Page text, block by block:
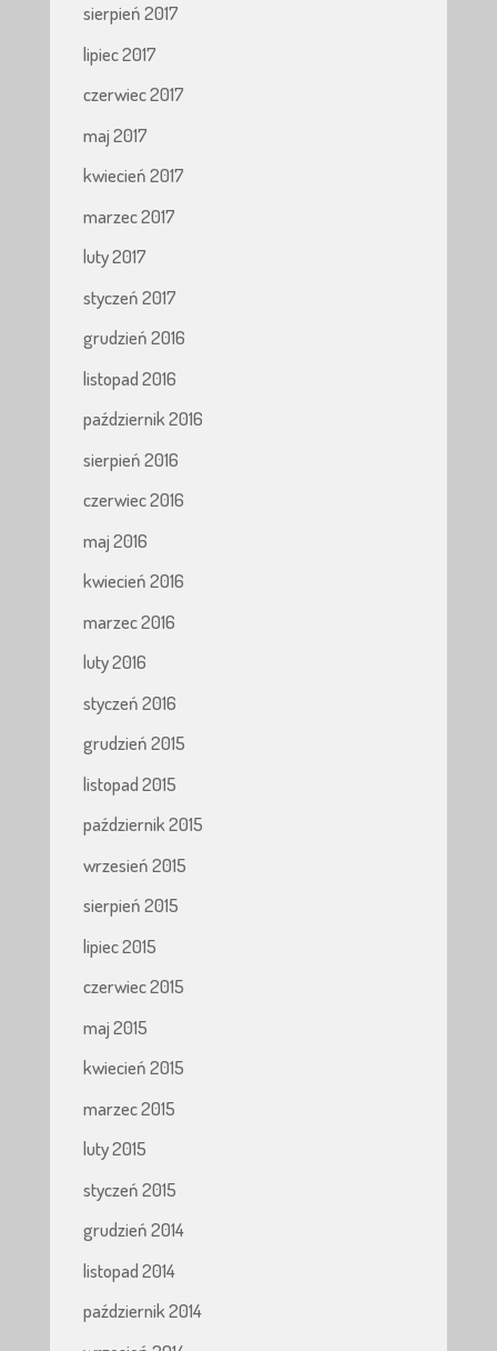
sierpień 2017
lipiec 2017
czerwiec 2017
maj 2017
kwiecień 2017
marzec 2017
luty 2017
styczeń 2017
grudzień 2016
listopad 2016
październik 2016
sierpień 2016
czerwiec 2016
maj 2016
kwiecień 2016
marzec 2016
luty 2016
styczeń 2016
grudzień 2015
listopad 2015
październik 2015
wrzesień 2015
sierpień 2015
lipiec 2015
czerwiec 2015
maj 2015
kwiecień 2015
marzec 2015
luty 2015
styczeń 2015
grudzień 2014
listopad 2014
październik 2014